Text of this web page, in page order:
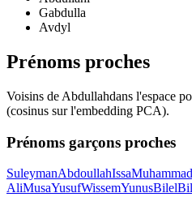
Gabdulla
Avdyl
Prénoms proches
Voisins de Abdullahdans l'espace
(cosinus sur l'embedding PCA).
Prénoms garçons proches
SuleymanAbdoullahIssaMuhammad
AliMusaYusufWissemYunusBilel